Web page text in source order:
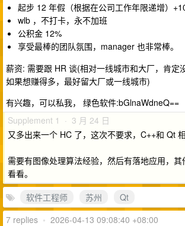
起步 12 年假（根据在公司工作年限递增）
wlb ，不打卡，永不加班
公积金 12%
享受最棒的团队氛围，manager 也非常棒。
薪资: 需要跟 HR 谈(相对一线城市和大厂，肯定
如果想赚得多，最好留大厂或一线城市)
有兴趣，可以私我， 绿色软件:bGlnaWdneQ==
Supplement 1 · 3 月 24 日
又多出来一个 HC 了，这次不要求，C++和 Qt 相
需要有图像处理算法经验，然后有落地应用，
看看。
软件工程师
苏州
Qt
7 replies • 2026-04-13 09:08:40 +08:00